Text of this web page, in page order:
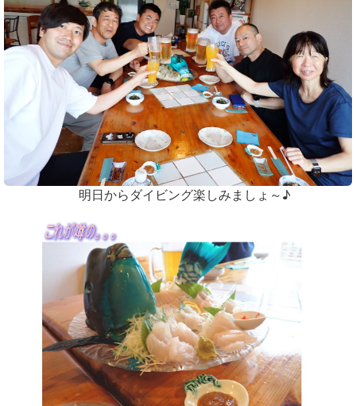
明日からダイビング楽しみましょ～♪